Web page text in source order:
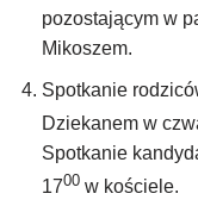
pozostającym w
Mikoszem.
Spotkanie
Dziekanem w
Spotkanie
1700 w kościele.